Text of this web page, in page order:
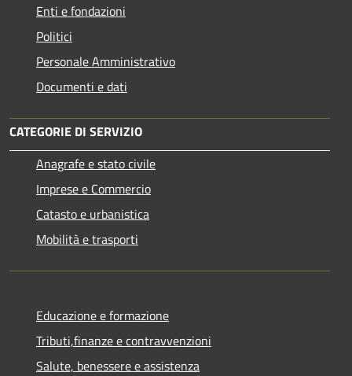
Enti e fondazioni
Politici
Personale Amministrativo
Documenti e dati
CATEGORIE DI SERVIZIO
Anagrafe e stato civile
Imprese e Commercio
Catasto e urbanistica
Mobilità e trasporti
Educazione e formazione
Tributi,finanze e contravvenzioni
Salute, benessere e assistenza